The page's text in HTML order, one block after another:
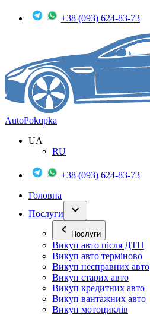
+38 (093) 624-83-73
AutoPokupka
UA
RU
+38 (093) 624-83-73
Головна
Послуги
Послуги
Викуп авто після ДТП
Викуп авто терміново
Викуп несправних авто
Викуп старих авто
Викуп кредитних авто
Викуп вантажних авто
Викуп мотоциклів